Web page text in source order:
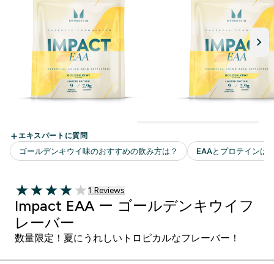
4 out of 5 stars
1 ＋件の口コミ
1 Reviews
Impact EAA ー ゴールデンキウイフ
レーバー
数量限定！夏にうれしいトロピカルなフレーバー！